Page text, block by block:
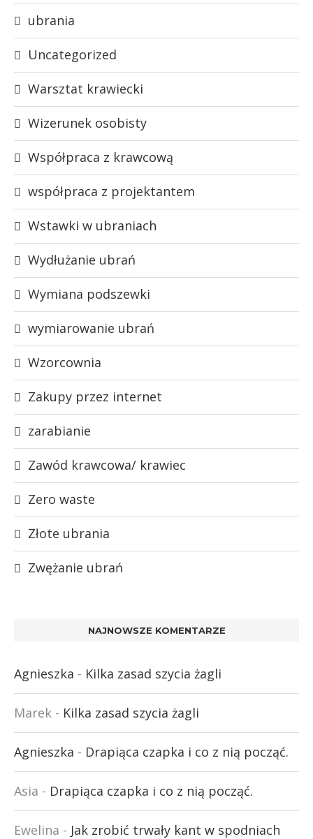
ubrania
Uncategorized
Warsztat krawiecki
Wizerunek osobisty
Współpraca z krawcową
współpraca z projektantem
Wstawki w ubraniach
Wydłużanie ubrań
Wymiana podszewki
wymiarowanie ubrań
Wzorcownia
Zakupy przez internet
zarabianie
Zawód krawcowa/ krawiec
Zero waste
Złote ubrania
Zwężanie ubrań
NAJNOWSZE KOMENTARZE
Agnieszka - Kilka zasad szycia żagli
Marek - Kilka zasad szycia żagli
Agnieszka - Drapiąca czapka i co z nią począć.
Asia - Drapiąca czapka i co z nią począć.
Ewelina - Jak zrobić trwały kant w spodniach